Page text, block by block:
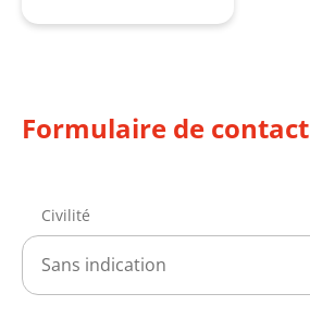
Formulaire de contact
Civilité
Sans indication